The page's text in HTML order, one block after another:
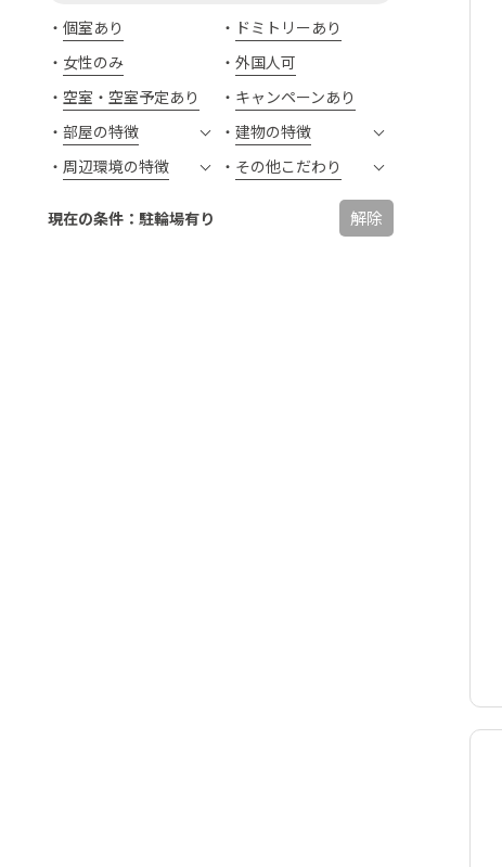
個室あり
ドミトリーあり
女性のみ
外国人可
空室・空室予定あり
キャンペーンあり
部屋の特徴
建物の特徴
周辺環境の特徴
その他こだわり
現在の条件：駐輪場有り 解除